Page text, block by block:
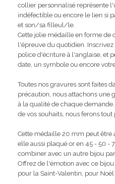
collier personnalisé représente
indéfectible ou encore le lien si
et son/sa filleul/le.
Cette jolie médaille en forme de
l'épreuve du quotidien.
police d'écriture à l'anglaise, et
date, un symbole ou encore
Toutes nos gravures sont faites
précaution, nous attachons une
à la qualité de chaque
de vos souhaits, nous ferons tout
Cette médaille 20 mm peut être
elle aussi plaqué or en 45 - 50 -
combiner avec un autre bijou
Offrez de l'émotion avec ce
pour la Saint-Valentin, pour